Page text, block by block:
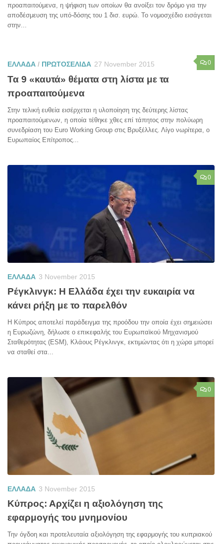
προαπαιτούμενα, η ψήφιση των οποίων θα ανοίξει τον δρόμο για την
αποδέσμευση της υπό-δόσης του 1 δισ. ευρώ. Το νομοσχέδιο εισάγεται
στην...
0
ΕΛΛΑΔΑ / ΠΡΩΤΟΣΕΛΙΔΑ 27 November 2015
Τα 9 «καυτά» θέματα στη λίστα με τα
προαπαιτούμενα
Στην τελική ευθεία εισέρχεται η υλοποίηση της δεύτερης λίστας
προαπαιτούμενων, η οποία τέθηκε χθες επί τάπητος στην πολύωρη
συνεδρίαση του Euro Working Group στις Βρυξέλλες. Λίγο νωρίτερα, ο
Ευρωπαίος Επίτροπος...
0
ΕΛΛΑΔΑ 3 November 2015
Ρέγκλινγκ: Η Ελλάδα έχει την ευκαιρία να
κάνει ρήξη με το παρελθόν
Η Κύπρος αποτελεί παράδειγμα της προόδου την οποία έχει σημειώσει
η Ευρωζώνη, δήλωσε ο επικεφαλής του Ευρωπαϊκού Μηχανισμού
Σταθερότητας (ESM), Κλάους Ρέγκλινγκ, εκτιμώντας ότι η χώρα μπορεί
να σταθεί στα...
0
ΕΛΛΑΔΑ 3 November 2015
Κύπρος: Αρχίζει η αξιολόγηση της
εφαρμογής του μνημονίου
Την όγδοη και προτελευταία αξιολόγηση της εφαρμογής του κυπριακού